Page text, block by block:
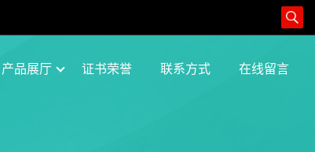
产品展厅 证书荣誉 联系方式 在线留言